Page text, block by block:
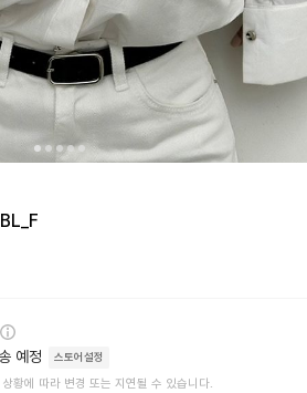
예정 스토어설정
황에 따라 변경 또는 지연될 수 있습니다.